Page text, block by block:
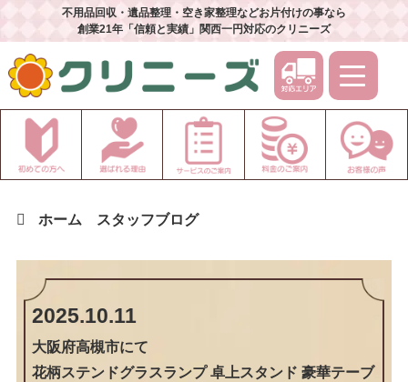
不用品回収・遺品整理・空き家整理などお片付けの事なら
創業21年「信頼と実績」関西一円対応のクリニーズ
ホーム スタッフブログ
2025.10.11
大阪府高槻市にて
花柄ステンドグラスランプ 卓上スタンド 豪華テーブ